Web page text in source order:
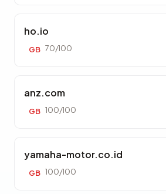
ho.io
GB 70/100
anz.com
GB 100/100
yamaha-motor.co.id
GB 100/100